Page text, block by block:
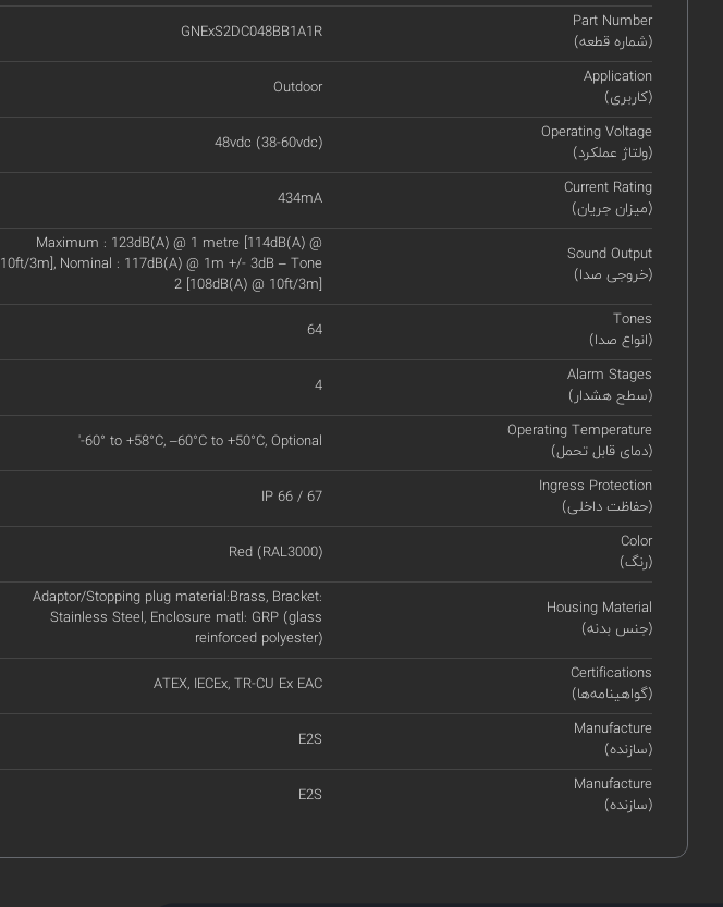
Part Number
(شماره قطعه)
GNExS2DC048BB1A1R
Application
(کاربری)
Outdoor
Operating Voltage
(ولتاژ عملکرد)
48vdc (38-60vdc)
Current Rating
(میزان جریان)
434mA
Sound Output
(خروجی صدا)
Maximum : 123dB(A) @ 1 metre [114dB(A) @
10ft/3m], Nominal : 117dB(A) @ 1m +/- 3dB – Tone
2 [108dB(A) @ 10ft/3m]
Tones
(انواع صدا)
64
Alarm Stages
(سطح هشدار)
4
Operating Temperature
(دمای قابل تحمل)
'-60° to +58°C, –60°C to +50°C, Optional
Ingress Protection
(حفاظت داخلی)
IP 66 / 67
Color
(رنگ)
Red (RAL3000)
Housing Material
(جنس بدنه)
Adaptor/Stopping plug material:Brass, Bracket:
Stainless Steel, Enclosure matl: GRP (glass
reinforced polyester)
Certifications
(گواهینامه‌ها)
ATEX, IECEx, TR-CU Ex EAC
Manufacture
(سازنده)
E2S
Manufacture
(سازنده)
E2S